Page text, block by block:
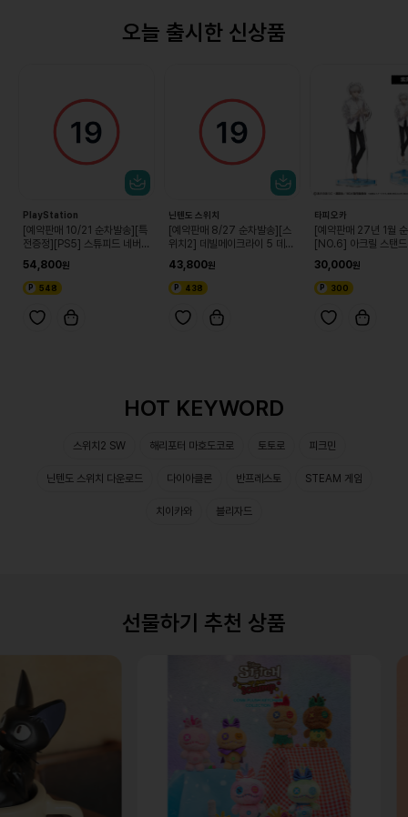
오늘 출시한 신상품
PlayStation
[예약판매 10/21 순차발송][특
전증정][PS5] 스튜피드 네버
54,800
548
닌텐도 스위치
[예약판매 8/27 순차발송][스
위치2] 데빌메이크라이 5 데빌
43,800
438
타피오카
[예약판매 27년 1월
[NO.6] 아크릴 스탠
30,000
300
HOT KEYWORD
스위치2 SW 해리포터 마호도코로 토토로 피크민
닌텐도 스위치 다운로드 다이아클론 반프레스토 STEAM 게임
치이카와 블리자드
선물하기 추천 상품